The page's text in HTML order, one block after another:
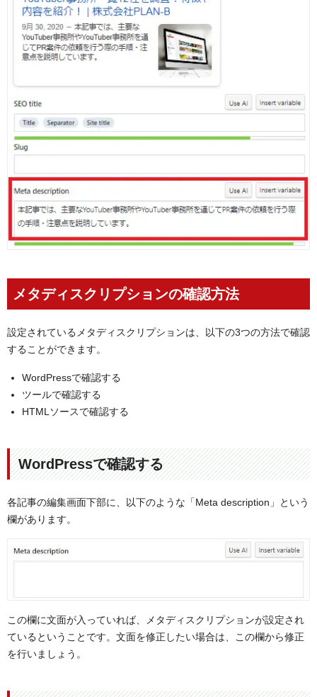
メタディスクリプションの確認方法
設定されているメタディスクリプションは、以下の3つの方法で確認
することができます。
WordPressで確認する
ツールで確認する
HTMLソースで確認する
WordPressで確認する
各記事の編集画面下部に、以下のような「Meta description」という
欄があります。
この欄に文面が入っていれば、メタディスクリプションが設定され
ているということです。文面を修正したい場合は、この欄から修正
を行いましょう。